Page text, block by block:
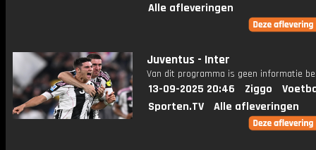
Alle afleveringen
Juventus - Inter
Van dit programma is geen informatie
13-09-2025 20:46 Ziggo
Sporten.TV
Alle afleveringen